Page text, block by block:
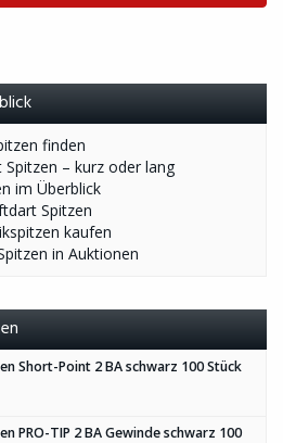
finden
– kurz oder lang
im Überblick
Spitzen
kaufen
in Auktionen
Short-Point 2 BA schwarz 100 Stück
PRO-TIP 2 BA Gewinde schwarz 100